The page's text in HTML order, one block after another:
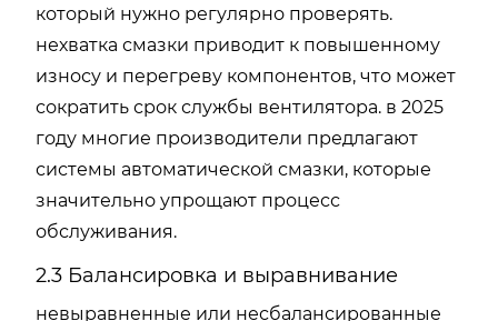
который нужно регулярно проверять.
нехватка смазки приводит к повышенному
износу и перегреву компонентов, что может
сократить срок службы вентилятора. в 2025
году многие производители предлагают
системы автоматической смазки, которые
значительно упрощают процесс
обслуживания.
2.3 Балансировка и выравнивание
невыравненные или несбалансированные